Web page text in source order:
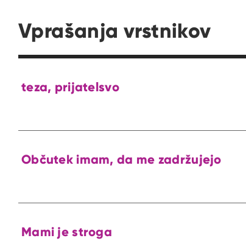
Vprašanja vrstnikov
teza, prijatelsvo
Občutek imam, da me zadržujejo
Mami je stroga